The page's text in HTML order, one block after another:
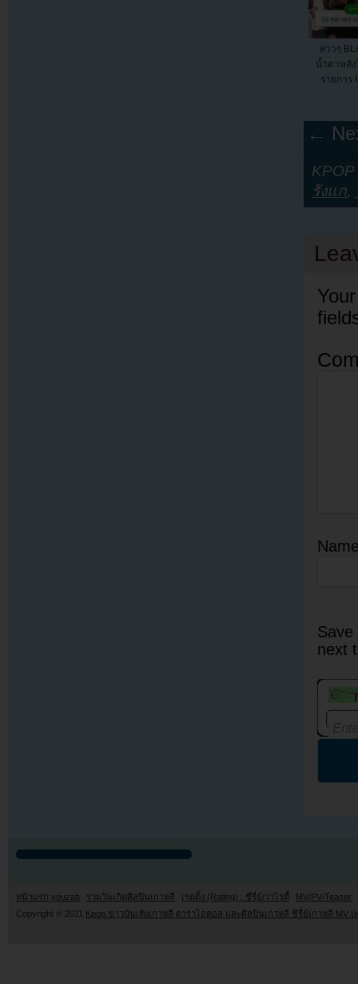
สาวๆ
น้ำตาหลั
รายการ
←
รังแก,
next
หน้าแรก youzab รวมวันเกิดศิลปินเกาหลี เรตติ้ง (Rating) : ซีรี่ย์/วาไรตี้
MV/PV/Teaser
Copyright © 2011 Kpop ข่าวบันเทิงเกาหลี ดาราไอดอล และศิลปินเกาหลี ซีรี่ย์เกาหลี MV